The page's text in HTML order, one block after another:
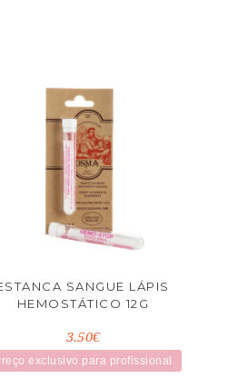
SANGUE LÁPIS
HEMOSTÁTICO 12G
3.50€
exclusivo para profissional